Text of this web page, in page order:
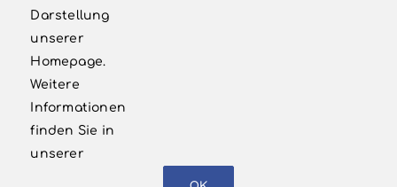
Darstellung
unserer
Homepage.
Weitere
Informationen
finden Sie in
unserer